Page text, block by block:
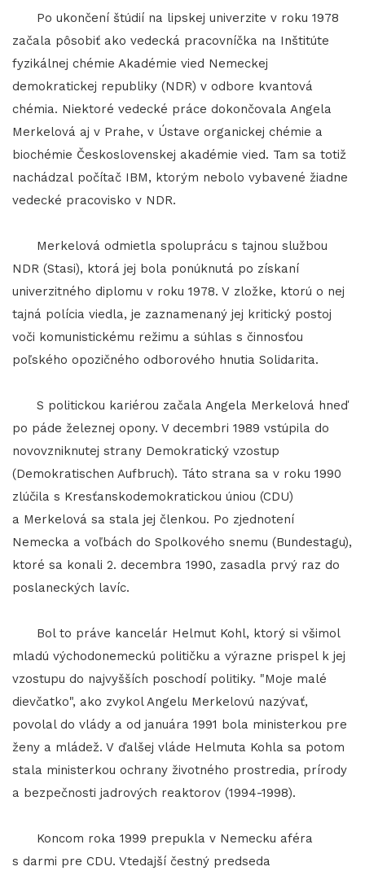
Po ukončení štúdií na lipskej univerzite v roku 1978
začala pôsobiť ako vedecká pracovníčka na Inštitúte
fyzikálnej chémie Akadémie vied Nemeckej
demokratickej republiky (NDR) v odbore kvantová
chémia. Niektoré vedecké práce dokončovala Angela
Merkelová aj v Prahe, v Ústave organickej chémie a
biochémie Československej akadémie vied. Tam sa totiž
nachádzal počítač IBM, ktorým nebolo vybavené žiadne
vedecké pracovisko v NDR.
Merkelová odmietla spoluprácu s tajnou službou
NDR (Stasi), ktorá jej bola ponúknutá po získaní
univerzitného diplomu v roku 1978. V zložke, ktorú o nej
tajná polícia viedla, je zaznamenaný jej kritický postoj
voči komunistickému režimu a súhlas s činnosťou
poľského opozičného odborového hnutia Solidarita.
S politickou kariérou začala Angela Merkelová hneď
po páde železnej opony. V decembri 1989 vstúpila do
novovzniknutej strany Demokratický vzostup
(Demokratischen Aufbruch). Táto strana sa v roku 1990
zlúčila s Kresťanskodemokratickou úniou (CDU)
a Merkelová sa stala jej členkou. Po zjednotení
Nemecka a voľbách do Spolkového snemu (Bundestagu),
ktoré sa konali 2. decembra 1990, zasadla prvý raz do
poslaneckých lavíc.
Bol to práve kancelár Helmut Kohl, ktorý si všimol
mladú východonemeckú političku a výrazne prispel k jej
vzostupu do najvyšších poschodí politiky. "Moje malé
dievčatko", ako zvykol Angelu Merkelovú nazývať,
povolal do vlády a od januára 1991 bola ministerkou pre
ženy a mládež. V ďalšej vláde Helmuta Kohla sa potom
stala ministerkou ochrany životného prostredia, prírody
a bezpečnosti jadrových reaktorov (1994-1998).
Koncom roka 1999 prepukla v Nemecku aféra
s darmi pre CDU. Vtedajší čestný predseda